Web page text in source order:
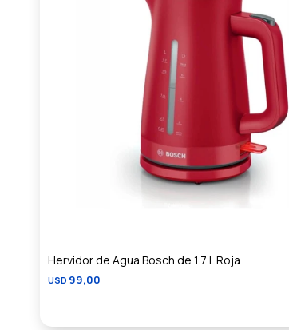
Hervidor de Agua Bosch de 1.7 L Roja
USD 99,00